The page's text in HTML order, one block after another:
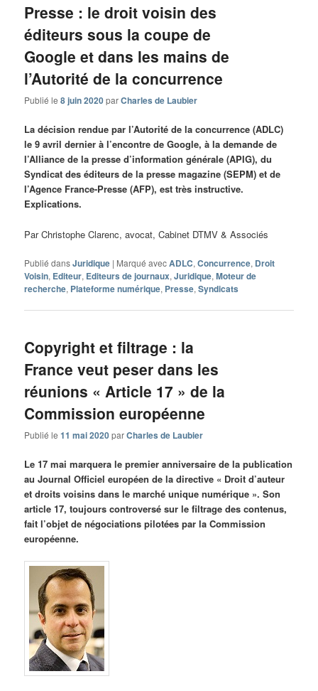
Presse : le droit voisin des
éditeurs sous la coupe de
Google et dans les mains de
l’Autorité de la concurrence
Publié le8 juin 2020parCharles de Laubier
La décision rendue par l’Autorité de la concurrence (ADLC)
le 9 avril dernier à l’encontre de Google, à la demande de
l’Alliance de la presse d’information générale (APIG), du
Syndicat des éditeurs de la presse magazine (SEPM) et de
l’Agence France-Presse (AFP), est très instructive.
Explications.
Par Christophe Clarenc, avocat, Cabinet DTMV & Associés
Publié dansJuridique | Marqué avecADLC,Concurrence, Droit
Voisin, Editeur, Editeurs de journaux,Juridique,Moteur de
recherche, Plateforme numérique, Presse,Syndicats
Copyright et filtrage : la
France veut peser dans les
réunions « Article 17 » de la
Commission européenne
Publié le11 mai 2020parCharles de Laubier
Le 17 mai marquera le premier anniversaire de la publication
au Journal Officiel européen de la directive « Droit d’auteur
et droits voisins dans le marché unique numérique ». Son
article 17, toujours controversé sur le filtrage des contenus,
fait l’objet de négociations pilotées par la Commission
européenne.